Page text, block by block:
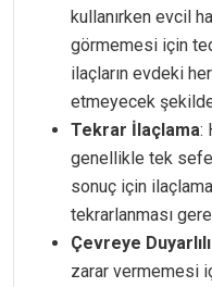
kullanırken evcil
görmemesi için
ilaçların evdeki
etmeyecek
Tekrar İlaçlama:
genellikle tek
sonuç için
tekrarlanması
Çevreye
zarar vermemesi